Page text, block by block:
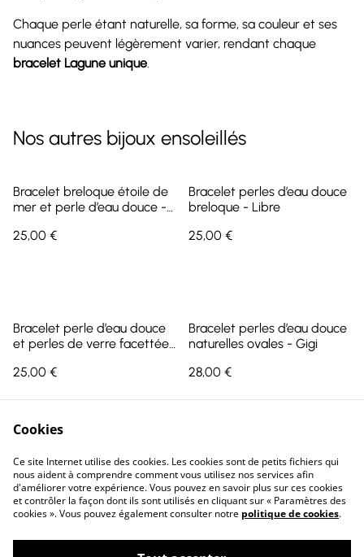
Chaque perle étant naturelle, sa forme, sa couleur et ses
nuances peuvent légèrement varier, rendant chaque
bracelet Lagune unique.
Nos autres bijoux ensoleillés
Bracelet breloque étoile de
mer et perle d’eau douce -
25,00 €
Bracelet perles d’eau douce
breloque - Libre
25,00 €
Bracelet perle d’eau douce
et perles de verre facettées
25,00 €
Bracelet perles d’eau douce
naturelles ovales - Gigi
28,00 €
L'atelier ♡
FAQ
Contact
CGV
Cookies
Ce site Internet utilise des cookies. Les cookies sont de petits fichiers qui
nous aident à comprendre comment vous utilisez nos services afin
d'améliorer votre expérience. Vous pouvez en savoir plus sur ces cookies
et contrôler la façon dont ils sont utilisés en cliquant sur « Paramètres des
cookies ». Vous pouvez également consulter notre politique de cookies.